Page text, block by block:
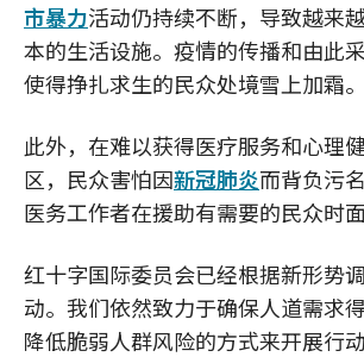
市暴力活动仍持续不断，导致越来
本的生活设施。疫情的传播和由此
使得挣扎求生的民众处境雪上加霜。
此外，在难以获得医疗服务和心理
区，民众害怕因新冠肺炎而背负污
医务工作者在援助有需要的民众时
红十字国际委员会已经根据新形势
动。我们依然致力于确保人道需求
降低脆弱人群风险的方式来开展行